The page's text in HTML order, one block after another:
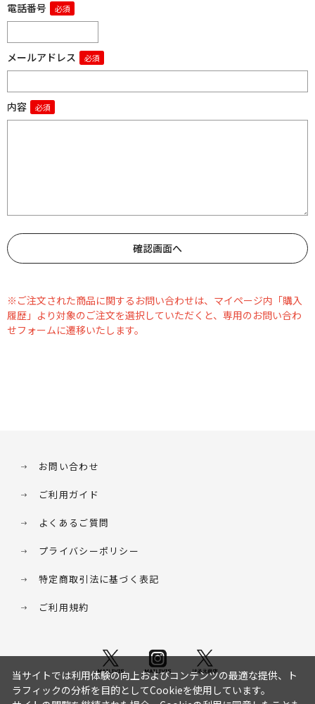
電話番号
メールアドレス
内容
※ご注文された商品に関するお問い合わせは、マイページ内「購入
履歴」より対象のご注文を選択していただくと、専用のお問い合わ
せフォームに遷移いたします。
お問い合わせ
ご利用ガイド
よくあるご質問
プライバシーポリシー
特定商取引法に基づく表記
ご利用規約
当サイトでは利用体験の向上およびコンテンツの最適な提供、ト
ラフィックの分析を目的としてCookieを使用しています。